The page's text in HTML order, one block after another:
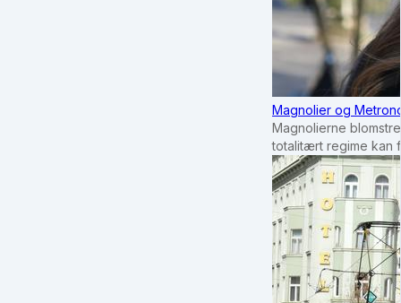
Magnolier og
Magnolierne
totalitært regime